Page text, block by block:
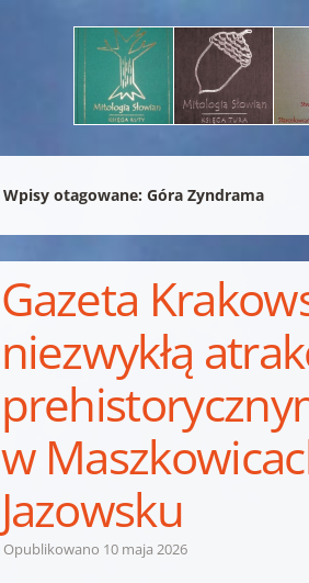
Wpisy otagowane:Góra Zyndrama
Gazeta
niezwykłą
w
Jazowsku
Opublikowano 10 maja 2026